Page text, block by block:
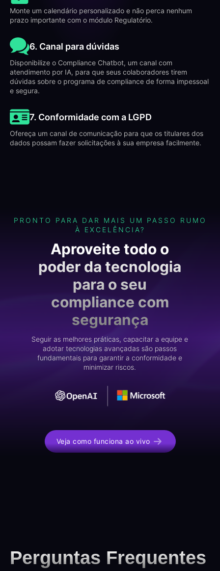
Monte um calendário personalizado e não perca nenhum
prazo importante com o módulo Regulatório.
6. Canal para dúvidas
Disponibilize o Compliance Chatbot, um canal com
atendimento por IA, para que seus colaboradores tirem
dúvidas sobre o programa de compliance de forma impessoal
e segura.
7. Conformidade com a LGPD
Ofereça um canal de comunicação para que os titulares dos
dados possam fazer solicitações à sua empresa facilmente.
PRONTO PARA DAR MAIS UM PASSO RUMO
À EXCELÊNCIA?
Aproveite todo o
poder da tecnologia
para o seu
compliance com
segurança
Seguir as melhores práticas, capacitar a equipe e
adotar tecnologias avançadas são passos
fundamentais para garantir a conformidade e
minimizar riscos.
Veja como funciona ao vivo
Perguntas Frequentes